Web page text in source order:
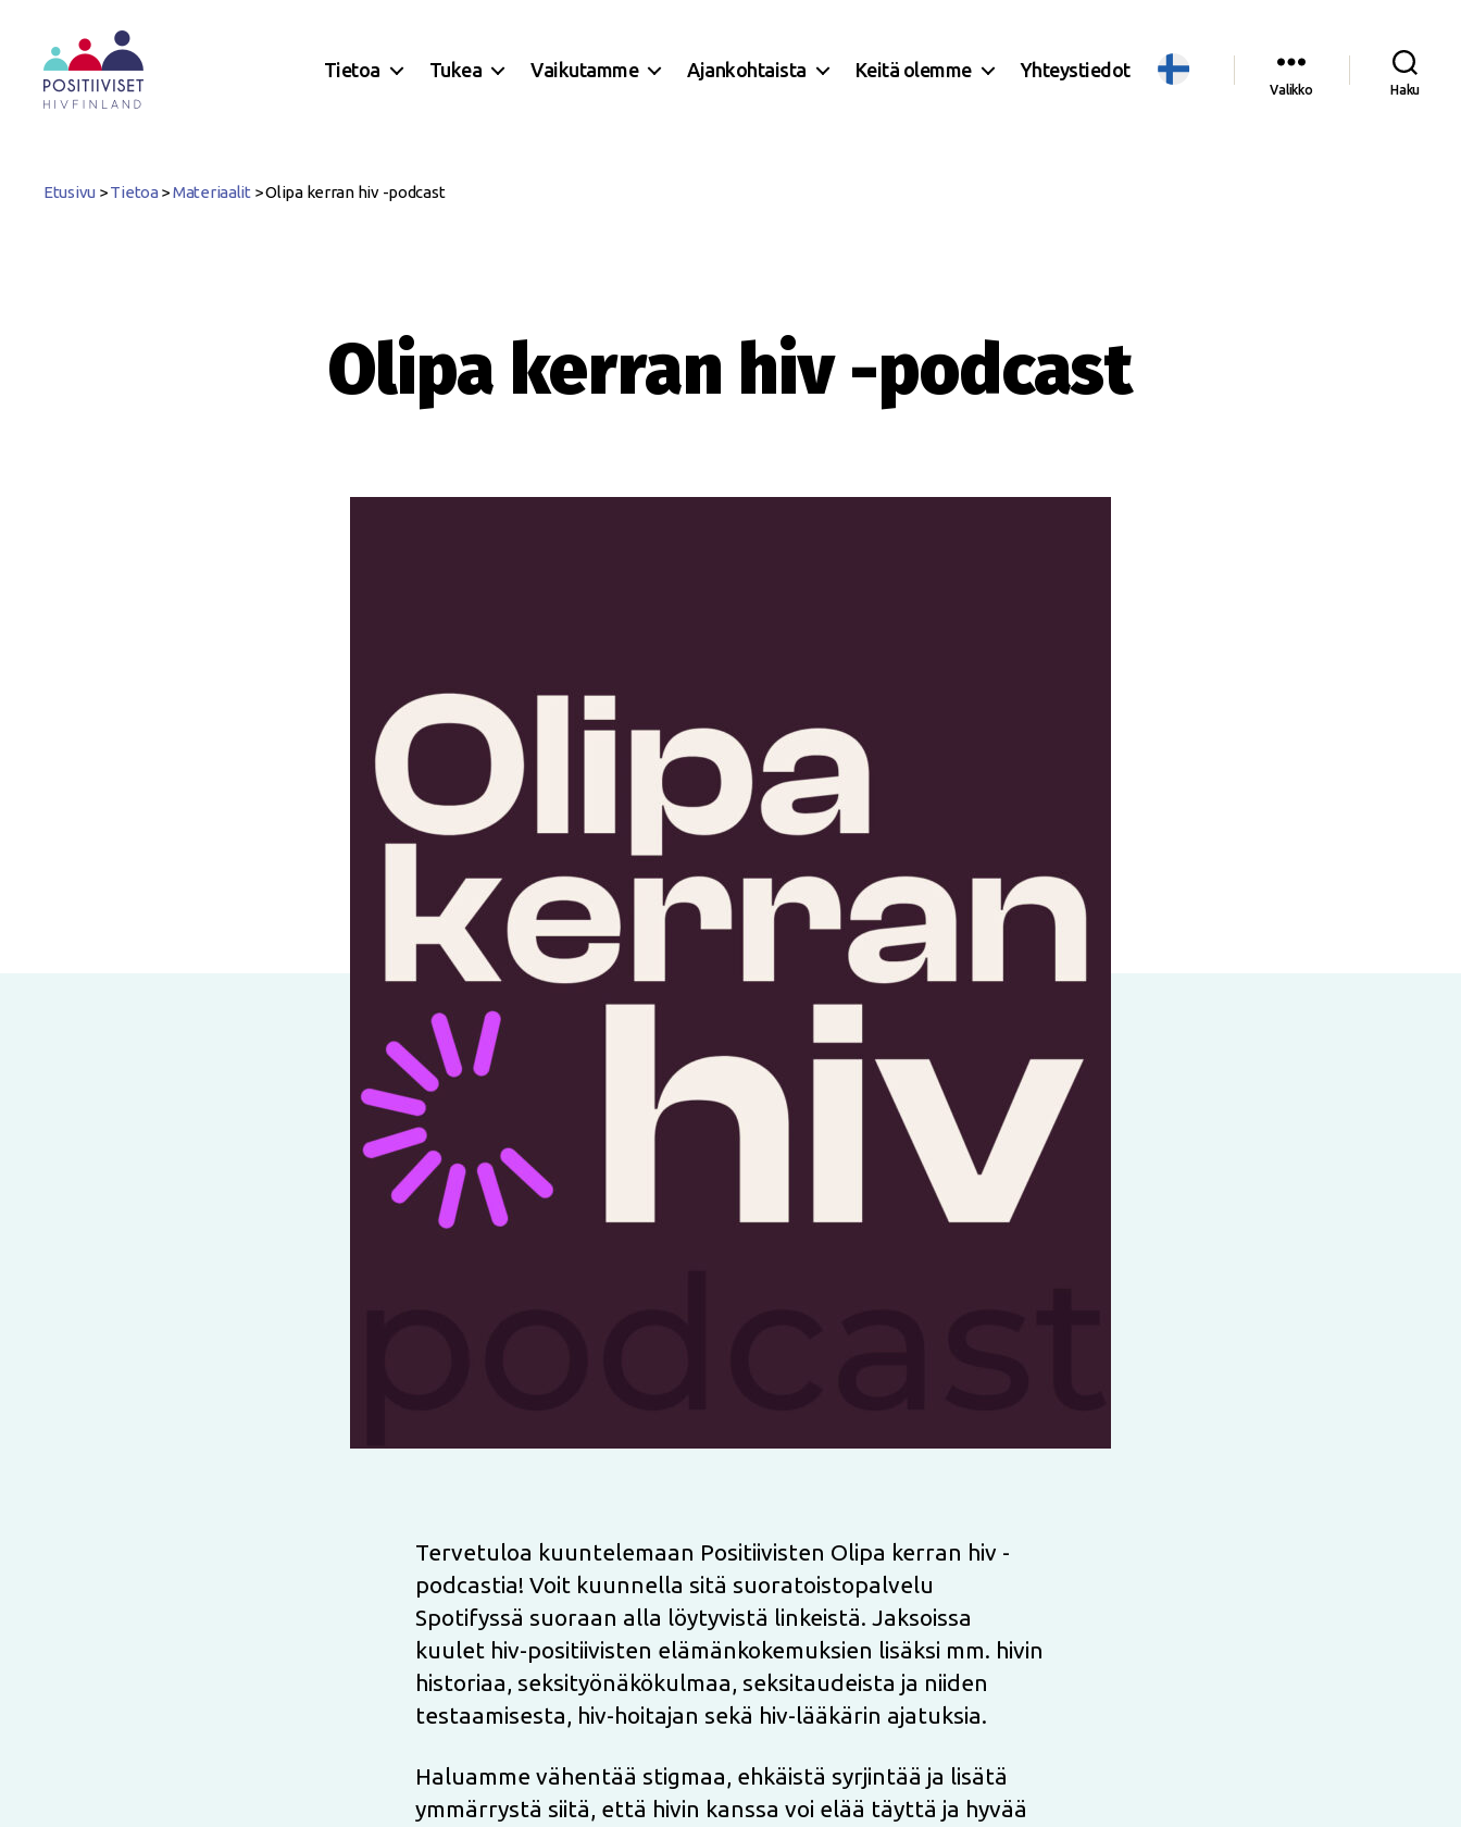
Tietoa Tukea Vaikutamme Ajankohtaista Keitä olemme Yhteystiedot
Valikko Haku
Etusivu >Tietoa >Materiaalit >Olipa kerran hiv -podcast
Olipa kerran hiv -podcast
Tervetuloa kuuntelemaan Positiivisten Olipa kerran hiv -
podcastia! Voit kuunnella sitä suoratoistopalvelu
Spotifyssä suoraan alla löytyvistä linkeistä. Jaksoissa
kuulet hiv-positiivisten elämänkokemuksien lisäksi mm. hivin
historiaa, seksityönäkökulmaa, seksitaudeista ja niiden
testaamisesta, hiv-hoitajan sekä hiv-lääkärin ajatuksia.
Haluamme vähentää stigmaa, ehkäistä syrjintää ja lisätä
ymmärrystä siitä, että hivin kanssa voi elää täyttä ja hyvää